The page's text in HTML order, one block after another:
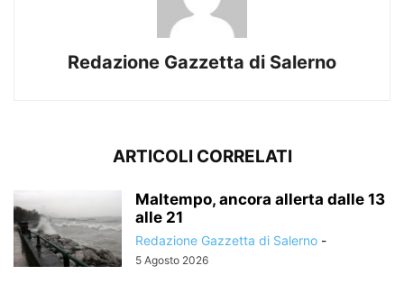
Redazione Gazzetta di Salerno
ARTICOLI CORRELATI
Maltempo, ancora allerta dalle 13
alle 21
Redazione Gazzetta di Salerno -
5 Agosto 2026